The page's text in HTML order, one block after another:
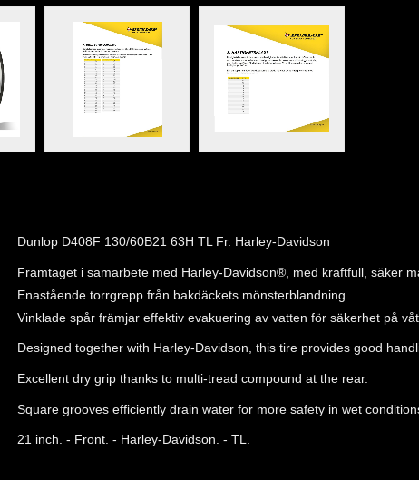
Dunlop D408F 130/60B21 63H TL Fr. Harley-Davidson
Framtaget i samarbete med Harley-Davidson®, med kraftfull, säker
Enastående torrgrepp från bakdäckets mönsterblandning.
Vinklade spår främjar effektiv evakuering av vatten för säkerhet på
Designed together with Harley-Davidson, this tire provides good
Excellent dry grip thanks to multi-tread compound at the rear.
Square grooves efficiently drain water for more safety in wet
21 inch. - Front. - Harley-Davidson. - TL.